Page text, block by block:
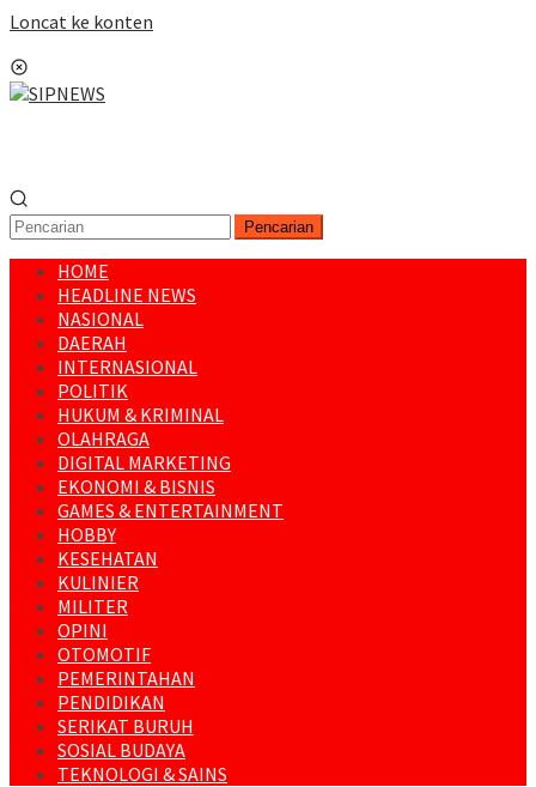
Loncat ke konten
Pencarian
HOME
HEADLINE NEWS
NASIONAL
DAERAH
INTERNASIONAL
POLITIK
HUKUM & KRIMINAL
OLAHRAGA
DIGITAL MARKETING
EKONOMI & BISNIS
GAMES & ENTERTAINMENT
HOBBY
KESEHATAN
KULINIER
MILITER
OPINI
OTOMOTIF
PEMERINTAHAN
PENDIDIKAN
SERIKAT BURUH
SOSIAL BUDAYA
TEKNOLOGI & SAINS